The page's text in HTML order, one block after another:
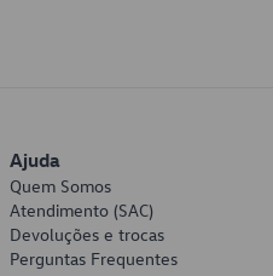
Ajuda
Quem Somos
Atendimento (SAC)
Devoluções e trocas
Perguntas Frequentes